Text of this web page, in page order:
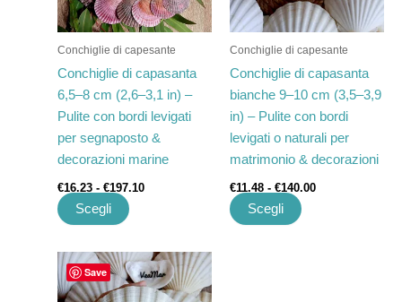
Conchiglie di capesante
Conchiglie di capasanta
6,5–8 cm (2,6–3,1 in) –
Pulite con bordi levigati
per segnaposto &
decorazioni marine
€16.23 - €197.10
Scegli
opzioni
essere
scelte
nella
pagina
del
prodotto
Conchiglie di capesante
Conchiglie di capasanta
bianche 9–10 cm (3,5–3,9
in) – Pulite con bordi
levigati o naturali per
matrimonio & decorazioni
€11.48 - €140.00
Scegli
opzioni
essere
scelte
nella
pagina
del
prodotto
Save
Fascia
di
prezzo:
Questo
prodotto